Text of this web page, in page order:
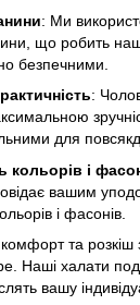
: Ми
що робить
безпечними.
:
для
кольорів і
вашим
і фасонів.
та розкіш
Наші халати
вашу